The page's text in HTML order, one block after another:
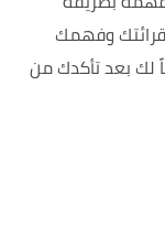
وفهمك
لك بعد تأكدك من